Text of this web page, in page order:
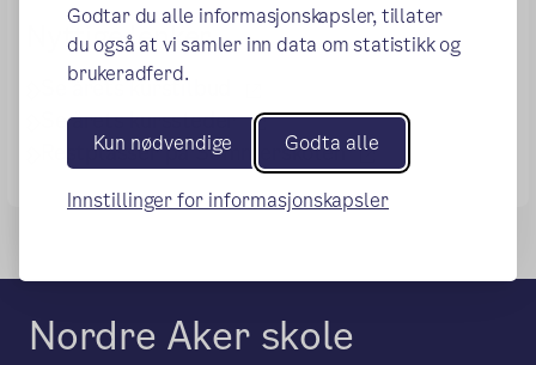
Godtar du alle informasjonskapsler, tillater
du også at vi samler inn data om statistikk og
brukeradferd.
Kun nødvendige Godta alle
Innstillinger for informasjonskapsler
Nyttige lenker
Se årets kurstilbud
Se årets kurssteder
(ekstern lenke)
Restplasser på Sommerskolen
(ekstern lenke)
Nordre Aker skole